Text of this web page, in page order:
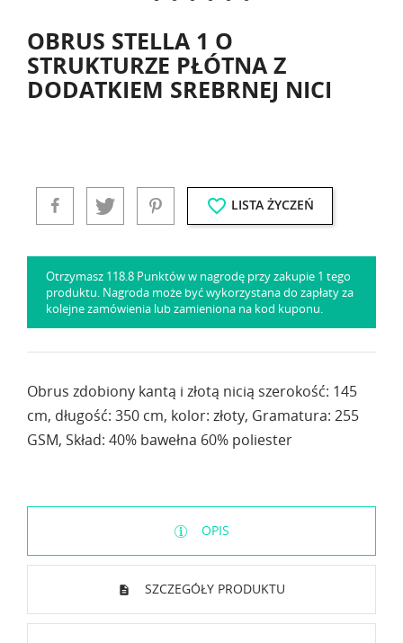
OBRUS STELLA 1 O
STRUKTURZE PŁÓTNA Z
DODATKIEM SREBRNEJ NICI
favorite_border LISTA ŻYCZEŃ
Otrzymasz 118.8 Punktów w nagrodę przy zakupie 1 tego
produktu. Nagroda może być wykorzystana do zapłaty za
kolejne zamówienia lub zamieniona na kod kuponu.
Obrus zdobiony kantą i złotą nicią szerokość: 145
cm, długość: 350 cm, kolor: złoty, Gramatura: 255
GSM, Skład: 40% bawełna 60% poliester
OPIS
SZCZEGÓŁY PRODUKTU